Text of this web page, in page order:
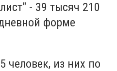
- 39 тысяч 210
форме
человек, из них по